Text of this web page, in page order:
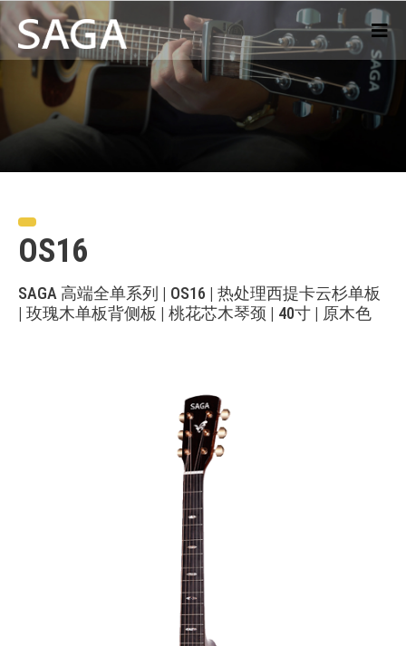
OS16
SAGA 高端全单系列 | OS16 | 热处理西提卡云杉单板
| 玫瑰木单板背侧板 | 桃花芯木琴颈 | 40寸 | 原木色